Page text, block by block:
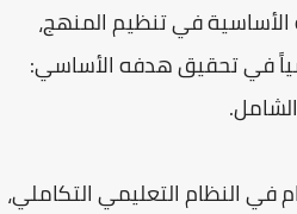
الأساسية في تنظيم المنهج،
في تحقيق هدفه الأساسي:
في النظام التعليمي التكاملي،